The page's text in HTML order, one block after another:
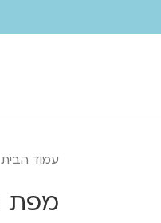
עמוד הבית
מפת